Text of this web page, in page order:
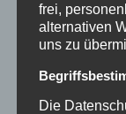
OktaBlock
frei,
alternativen
uns zu
Die